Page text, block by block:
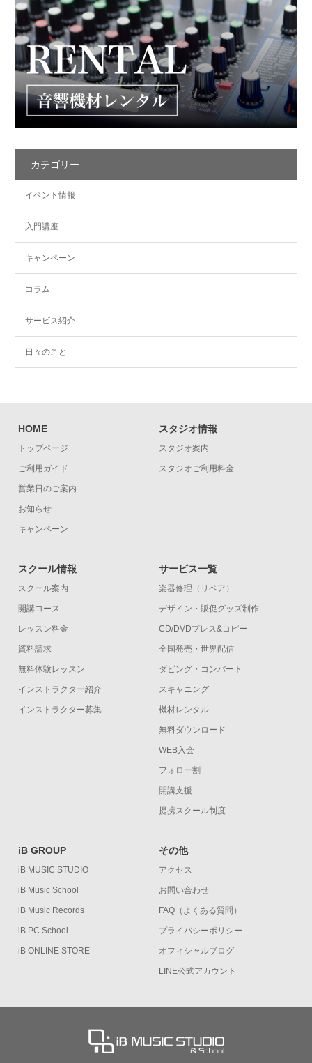
カテゴリー
イベント情報
入門講座
キャンペーン
コラム
サービス紹介
日々のこと
HOME
トップページ
ご利用ガイド
営業日のご案内
お知らせ
キャンペーン
スタジオ情報
スタジオ案内
スタジオご利用料金
スクール情報
スクール案内
開講コース
レッスン料金
資料請求
無料体験レッスン
インストラクター紹介
インストラクター募集
サービス一覧
楽器修理（リペア）
デザイン・販促グッズ制作
CD/DVDプレス&コピー
全国発売・世界配信
ダビング・コンバート
スキャニング
機材レンタル
無料ダウンロード
WEB入会
フォロー割
開講支援
提携スクール制度
iB GROUP
iB MUSIC STUDIO
iB Music School
iB Music Records
iB PC School
iB ONLINE STORE
その他
アクセス
お問い合わせ
FAQ（よくある質問）
プライバシーポリシー
オフィシャルブログ
LINE公式アカウント